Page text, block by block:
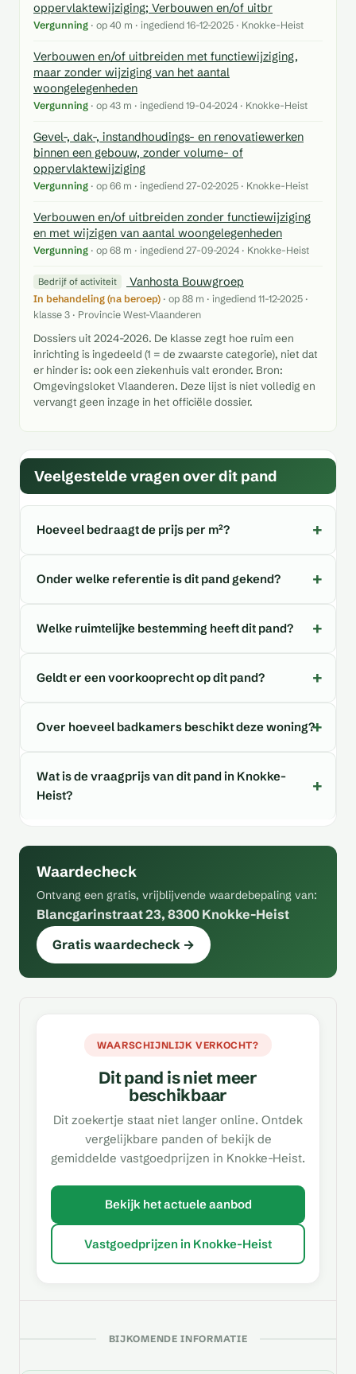
oppervlaktewijziging; Verbouwen en/of uitbr
Vergunning · op 40 m · ingediend 16-12-2025 · Knokke-Heist
Verbouwen en/of uitbreiden met functiewijziging,
maar zonder wijziging van het aantal
woongelegenheden
Vergunning · op 43 m · ingediend 19-04-2024 · Knokke-Heist
Gevel-, dak-, instandhoudings- en renovatiewerken
binnen een gebouw, zonder volume- of
oppervlaktewijziging
Vergunning · op 66 m · ingediend 27-02-2025 · Knokke-Heist
Verbouwen en/of uitbreiden zonder functiewijziging
en met wijzigen van aantal woongelegenheden
Vergunning · op 68 m · ingediend 27-09-2024 · Knokke-Heist
Bedrijf of activiteit Vanhosta Bouwgroep
In behandeling (na beroep) · op 88 m · ingediend 11-12-2025 ·
klasse 3 · Provincie West-Vlaanderen
Dossiers uit 2024-2026. De klasse zegt hoe ruim een
inrichting is ingedeeld (1 = de zwaarste categorie), niet dat
er hinder is: ook een ziekenhuis valt eronder. Bron:
Omgevingsloket Vlaanderen. Deze lijst is niet volledig en
vervangt geen inzage in het officiële dossier.
Veelgestelde vragen over dit pand
Hoeveel bedraagt de prijs per m²?
Onder welke referentie is dit pand gekend?
Welke ruimtelijke bestemming heeft dit pand?
Geldt er een voorkooprecht op dit pand?
Over hoeveel badkamers beschikt deze woning?
Wat is de vraagprijs van dit pand in Knokke-
Heist?
Waardecheck
Ontvang een gratis, vrijblijvende waardebepaling van:
Blancgarinstraat 23, 8300 Knokke-Heist
Gratis waardecheck →
WAARSCHIJNLIJK VERKOCHT?
Dit pand is niet meer
beschikbaar
Dit zoekertje staat niet langer online. Ontdek
vergelijkbare panden of bekijk de
gemiddelde vastgoedprijzen in Knokke-Heist.
Bekijk het actuele aanbod
Vastgoedprijzen in Knokke-Heist
BIJKOMENDE INFORMATIE